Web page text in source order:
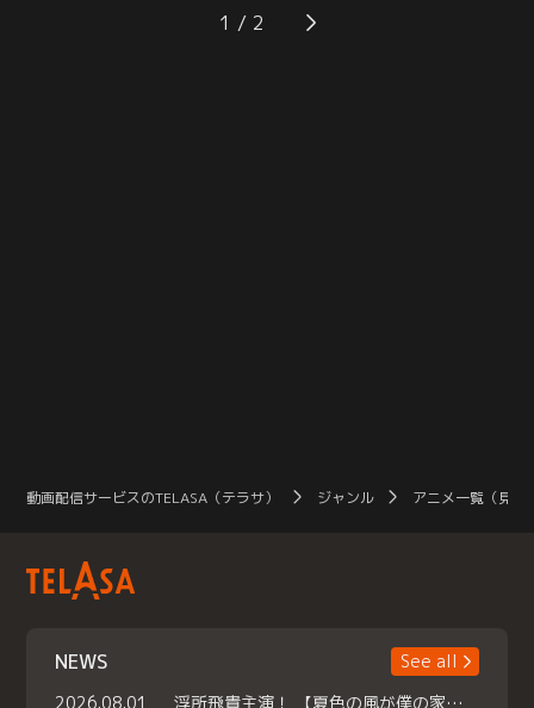
アイドルの虹ヶ咲がステージに立て
るのは1人だけということにお互い
か羨ましく思っていた。その夜、音
楽室で1人ピアノを弾いていた侑の
1
動画配信サービスのTELASA（テラサ） ジャンル アニメ一覧（見放
NEWS
See all
2026.08.01
浮所飛貴主演！ 【夏色の風が僕の家にやってきた】 本日よりテラサで独占配信スタート！